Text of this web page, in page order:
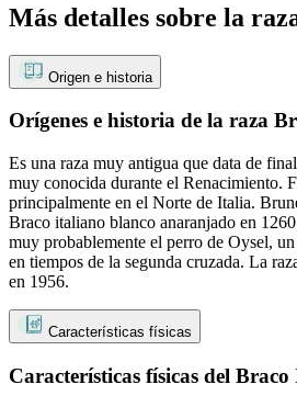
Más detalles sobre la
Origen e historia
Orígenes e historia de la raza
Es una raza muy antigua que data de
muy conocida durante el Renacimiento.
principalmente en el Norte de Italia.
Braco italiano blanco anaranjado en
muy probablemente el perro de Oysel,
en tiempos de la segunda cruzada. La
en 1956.
Características físicas
Características físicas del